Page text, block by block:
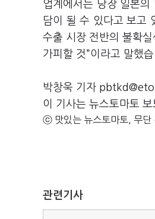
업계에서는 당장 일본
담이 될 수 있다고 보고
수출 시장 전반의 불확
가피할 것”이라고 말했습
박창욱 기자
이 기사는 뉴스토마토
ⓒ 맛있는 뉴스토마토, 무단
관련기사